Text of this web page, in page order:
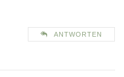
ANTWORTEN